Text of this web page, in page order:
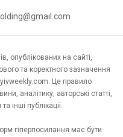
опублікованих на сайті,
та коректного зазначення
Це правило
аналітику, авторські статті,
інші публікації.
гіперпосилання має бути